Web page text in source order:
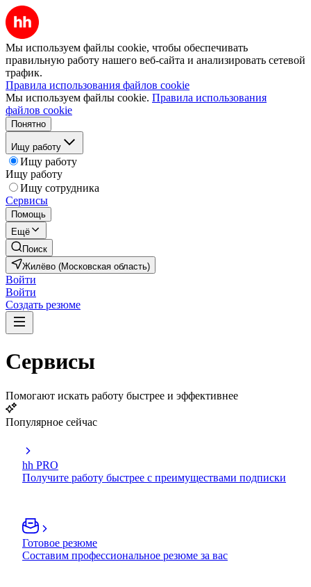
Мы используем файлы cookie, чтобы обеспечивать
правильную работу нашего веб-сайта и анализировать сетевой
трафик.
Правила использования файлов cookie
Мы используем файлы cookie. Правила использования
файлов cookie
Понятно
Ищу работу
Ищу работу
Ищу работу
Ищу сотрудника
Сервисы
Помощь
Ещё
Поиск
Жилёво (Московская область)
Войти
Войти
Создать резюме
Сервисы
Помогают искать работу быстрее и эффективнее
Популярное сейчас
hh PRO
Получите работу быстрее с преимуществами подписки
Готовое резюме
Составим профессиональное резюме за вас